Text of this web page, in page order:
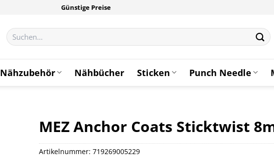
Günstige Preise
Suchen
nach:
Nähzubehör Nähbücher Sticken Punch Needle
MEZ Anchor Coats Sticktwist
Artikelnummer: 719269005229